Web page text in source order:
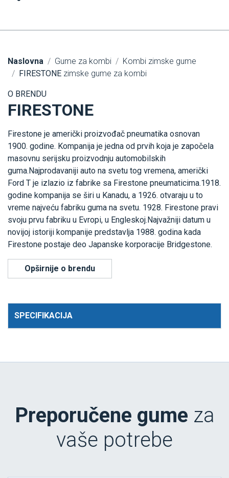
Naslovna Gume za kombi
Kombi zimske gume
FIRESTONE zimske gume za kombi
O BRENDU
FIRESTONE
Firestone je američki proizvođač pneumatika osnovan
1900. godine. Kompanija je jedna od prvih koja je započela
masovnu serijsku proizvodnju automobilskih
guma.Najprodavaniji auto na svetu tog vremena, američki
Ford T je izlazio iz fabrike sa Firestone pneumaticima.1918.
godine kompanija se širi u Kanadu, a 1926. otvaraju u to
vreme najveću fabriku guma na svetu. 1928. Firestone pravi
svoju prvu fabriku u Evropi, u Engleskoj.Najvažniji datum u
novijoj istoriji kompanije predstavlja 1988. godina kada
Firestone postaje deo Japanske korporacije Bridgestone.
Opširnije o brendu
SPECIFIKACIJA
Preporučene gume za
vaše potrebe